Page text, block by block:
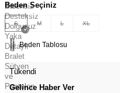
Beden Seçiniz
S M L XL
Beden Tablosu
Tükendi
Gelince Haber Ver